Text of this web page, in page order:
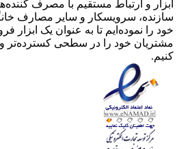
ابزار و ارتباط مستقیم با مصرف
سازنده، سرویسکار و سایر مصارف
خود را نموده‌ایم تا به عنوان یک ابزار
مشتریان خود را در سطحی کسترده‌تر و
کنیم.